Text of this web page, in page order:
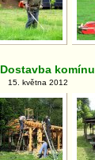
Dostavba komínu
15. května 2012